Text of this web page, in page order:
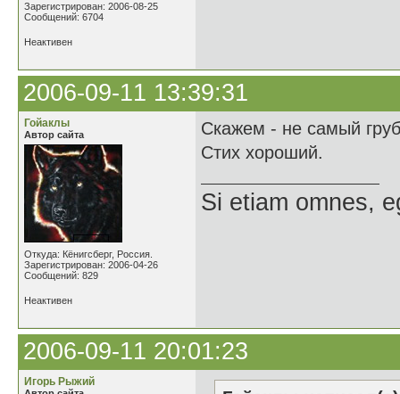
Зарегистрирован: 2006-08-25
Сообщений: 6704
Неактивен
2006-09-11 13:39:31
Гойаклы
Автор сайта
Откуда: Кёнигсберг, Россия.
Зарегистрирован: 2006-04-26
Сообщений: 829
Cкажем - не самый
Стих хороший.
Si etiam omnes,
Неактивен
2006-09-11 20:01:23
Игорь Рыжий